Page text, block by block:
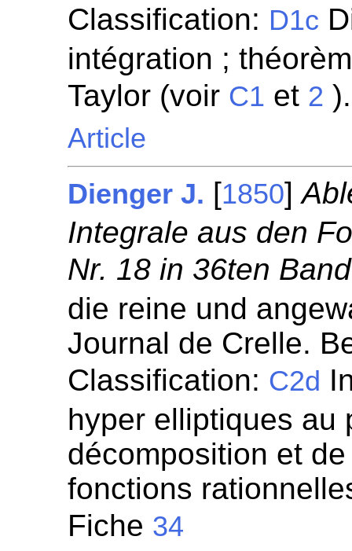
Classification: D1c
intégration ;
Taylor (voir C1 et 2
Article
Dienger J. [1850]
Integrale aus den
Nr. 18 in 36ten
die reine und
Journal de Crelle.
Classification: C2d
hyper elliptiques au
décomposition et
fonctions
Fiche 34